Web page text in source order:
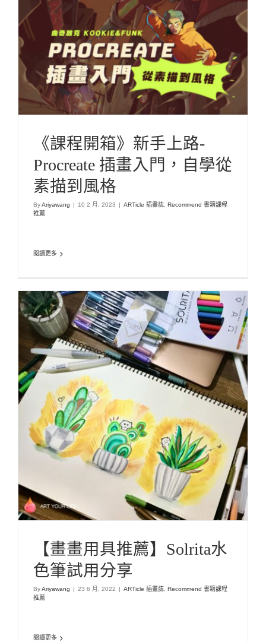
《課程開箱》新手上路-Procreate 插畫入門，自
學從素描到風格
ARTicle 插畫誌 Recommend 書籍課程推薦
《課程開箱》新手上路-
Procreate 插畫入門，自學從
素描到風格
ByAriyawang 10 2 月, 2023 ARTicle 插畫誌, Recommend 書籍課程
推薦
閱讀更多
【畫畫用具推薦】Solrita水色筆試用分享
ARTicle 插畫誌 Recommend 書籍課程推薦
【畫畫用具推薦】Solrita水
色筆試用分享
ByAriyawang | 23 6 月, 2022 | ARTicle 插畫誌 Recommend 書籍課程
推薦
閱讀更多